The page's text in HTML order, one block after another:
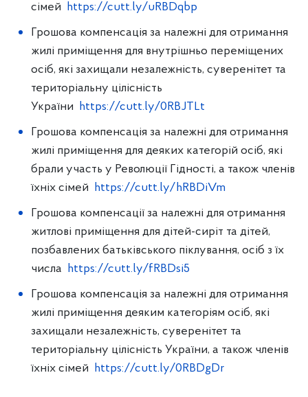
сімей https://cutt.ly/uRBDqbp
Грошова компенсація за належні для отримання
жилі приміщення для внутрішньо переміщених
осіб, які захищали незалежність, суверенітет та
територіальну цілісність
України https://cutt.ly/0RBJTLt
Грошова компенсація за належні для отримання
жилі приміщення для деяких категорій осіб, які
брали участь у Революції Гідності, а також членів
їхніх сімей https://cutt.ly/hRBDiVm
Грошова компенсації за належні для отримання
житлові приміщення для дітей-сиріт та дітей,
позбавлених батьківського піклування, осіб з їх
числа https://cutt.ly/fRBDsi5
Грошова компенсація за належні для отримання
жилі приміщення деяким категоріям осіб, які
захищали незалежність, суверенітет та
територіальну цілісність України, а також членів
їхніх сімей https://cutt.ly/0RBDgDr